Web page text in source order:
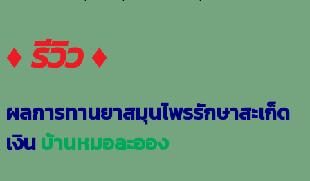
♦ รีวิว ♦
ผลการทานยาสมุนไพรรักษาสะเก็ด
เงินบ้านหมอละออง